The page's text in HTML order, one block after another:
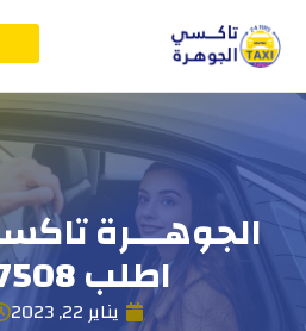
الجوهـــرة
اطلب 55407508
يناير 22, 2023